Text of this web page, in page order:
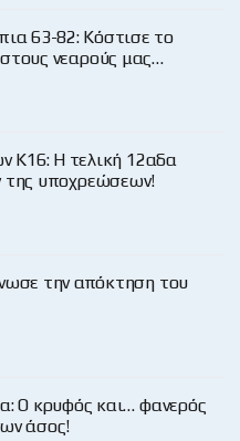
63-82: Κόστισε το
νεαρούς μας…
Κ16: Η τελική 12αδα
της υποχρεώσεων!
την απόκτηση του
Ο κρυφός και… φανερός
άσος!